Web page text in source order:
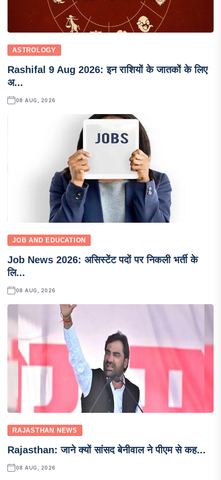
ASTROLOGY
Rashifal 9 Aug 2026: इन राशियों के जातकों के लिए
अ...
08 AUG, 2026
JOB AND EDUCATION
Job News 2026: असिस्टेंट पदों पर निकली भर्ती के
लि...
08 AUG, 2026
RAJASTHAN NEWS
Rajasthan: जाने क्यों सांसद बेनीवाल ने पीएम से कह...
08 AUG, 2026